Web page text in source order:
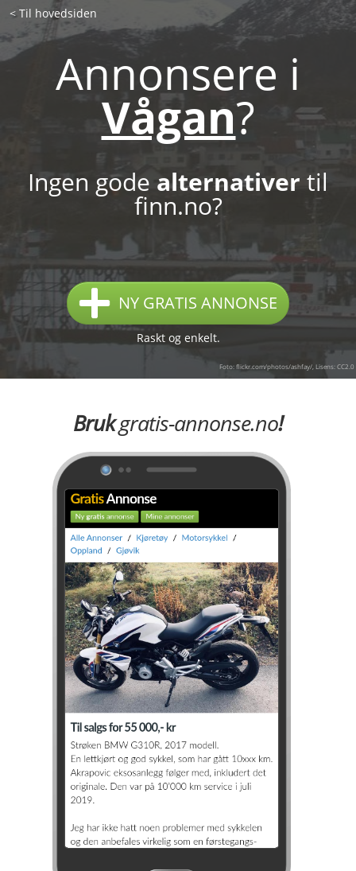
< Til hovedsiden
Annonsere i
Vågan?
Ingen gode alternativer til
finn.no?
NY GRATIS ANNONSE
Raskt og enkelt.
Foto: flickr.com/photos/ashfay/, Lisens: CC2.0
Brukgratis-annonse.no!